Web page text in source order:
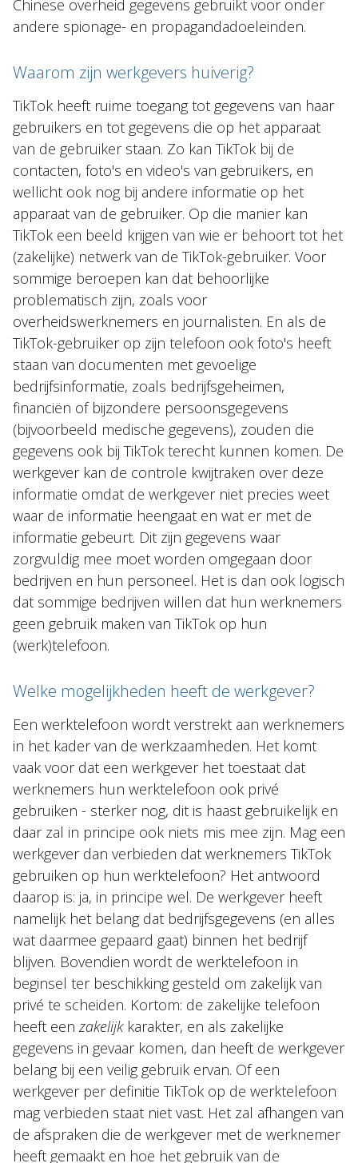
Chinese overheid gegevens gebruikt voor onder
andere spionage- en propagandadoeleinden.
Waarom zijn werkgevers huiverig?
TikTok heeft ruime toegang tot gegevens van haar
gebruikers en tot gegevens die op het apparaat
van de gebruiker staan. Zo kan TikTok bij de
contacten, foto's en video's van gebruikers, en
wellicht ook nog bij andere informatie op het
apparaat van de gebruiker. Op die manier kan
TikTok een beeld krijgen van wie er behoort tot het
(zakelijke) netwerk van de TikTok-gebruiker. Voor
sommige beroepen kan dat behoorlijke
problematisch zijn, zoals voor
overheidswerknemers en journalisten. En als de
TikTok-gebruiker op zijn telefoon ook foto's heeft
staan van documenten met gevoelige
bedrijfsinformatie, zoals bedrijfsgeheimen,
financiën of bijzondere persoonsgegevens
(bijvoorbeeld medische gegevens), zouden die
gegevens ook bij TikTok terecht kunnen komen. De
werkgever kan de controle kwijtraken over deze
informatie omdat de werkgever niet precies weet
waar de informatie heengaat en wat er met de
informatie gebeurt. Dit zijn gegevens waar
zorgvuldig mee moet worden omgegaan door
bedrijven en hun personeel. Het is dan ook logisch
dat sommige bedrijven willen dat hun werknemers
geen gebruik maken van TikTok op hun
(werk)telefoon.
Welke mogelijkheden heeft de werkgever?
Een werktelefoon wordt verstrekt aan werknemers
in het kader van de werkzaamheden. Het komt
vaak voor dat een werkgever het toestaat dat
werknemers hun werktelefoon ook privé
gebruiken - sterker nog, dit is haast gebruikelijk en
daar zal in principe ook niets mis mee zijn. Mag een
werkgever dan verbieden dat werknemers TikTok
gebruiken op hun werktelefoon? Het antwoord
daarop is: ja, in principe wel. De werkgever heeft
namelijk het belang dat bedrijfsgegevens (en alles
wat daarmee gepaard gaat) binnen het bedrijf
blijven. Bovendien wordt de werktelefoon in
beginsel ter beschikking gesteld om zakelijk van
privé te scheiden. Kortom: de zakelijke telefoon
heeft eenzakelijk karakter, en als zakelijke
gegevens in gevaar komen, dan heeft de werkgever
belang bij een veilig gebruik ervan. Of een
werkgever per definitie TikTok op de werktelefoon
mag verbieden staat niet vast. Het zal afhangen van
de afspraken die de werkgever met de werknemer
heeft gemaakt en hoe het gebruik van de